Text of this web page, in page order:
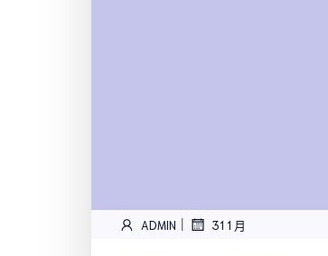
ADMIN | 31 1 月